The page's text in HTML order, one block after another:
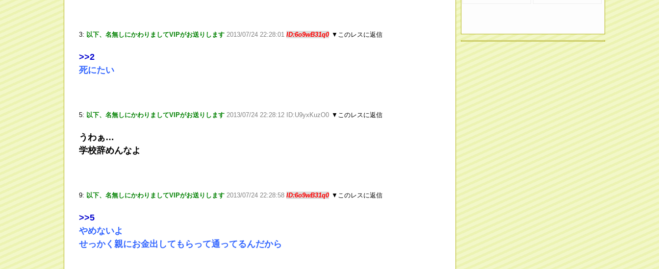
3: 以下、名無しにかわりましてVIPがお送りします 2013/07/24 22:28:01 ID:6o9wB31q0 ▼このレスに返信
>>2
死にたい
5: 以下、名無しにかわりましてVIPがお送りします 2013/07/24 22:28:12 ID:U9yxKuzO0 ▼このレスに返信
うわぁ…
学校辞めんなよ
9: 以下、名無しにかわりましてVIPがお送りします 2013/07/24 22:28:58 ID:6o9wB31q0 ▼このレスに返信
>>5
やめないよ
せっかく親にお金出してもらって通ってるんだから